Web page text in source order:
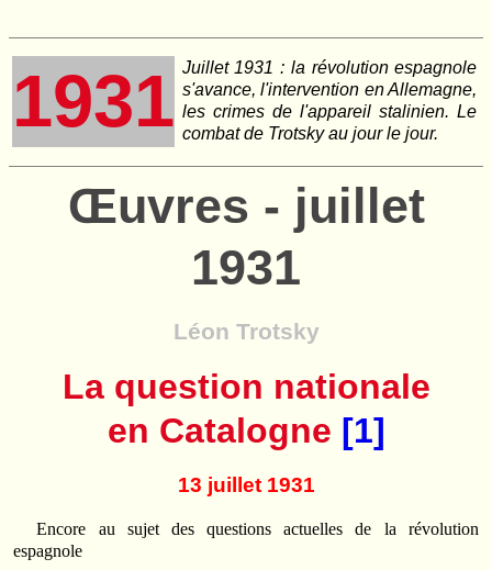
1931 Juillet 1931 : la révolution espagnole
s'avance, l'intervention en Allemagne,
les crimes de l'appareil stalinien. Le
combat de Trotsky au jour le jour.
Œuvres - juillet
1931
Léon Trotsky
La question nationale
en Catalogne [1]
13 juillet 1931
Encore au sujet des questions actuelles de la révolution
espagnole